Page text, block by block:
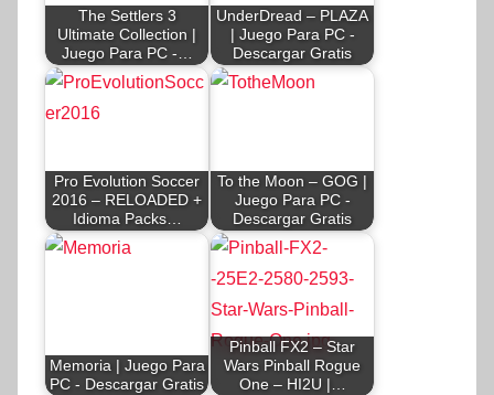
The Settlers 3
Ultimate Collection |
Juego Para PC -…
UnderDread – PLAZA
| Juego Para PC -
Descargar Gratis
Pro Evolution Soccer
2016 – RELOADED +
Idioma Packs…
To the Moon – GOG |
Juego Para PC -
Descargar Gratis
Memoria | Juego Para
PC - Descargar Gratis
Pinball FX2 – Star
Wars Pinball Rogue
One – HI2U |…